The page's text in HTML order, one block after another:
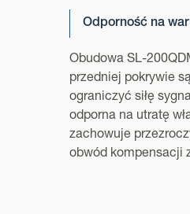
Odporność na
Obudowa SL-
przedniej pokrywie
ograniczyć siłę
odporna na utratę
zachowuje
obwód kompensacji